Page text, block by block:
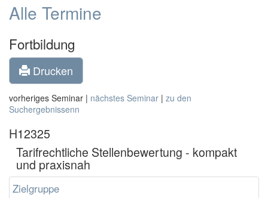
Alle Termine
Fortbildung
Drucken
vorheriges Seminar | nächstes Seminar | zu den
Suchergebnissenn
H12325
Tarifrechtliche Stellenbewertung - kompakt
und praxisnah
Zielgruppe